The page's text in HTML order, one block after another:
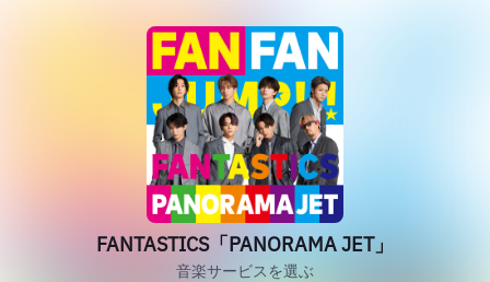
FANTASTICS「PANORAMA JET」
音楽サービスを選ぶ